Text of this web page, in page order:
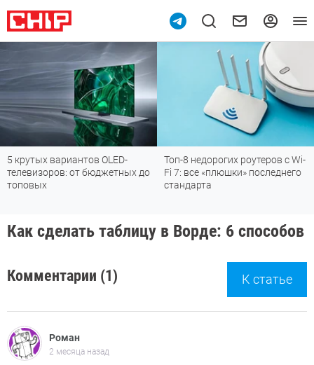
5 крутых вариантов OLED-
телевизоров: от бюджетных до
топовых
Топ-8 недорогих роутеров с Wi-
Fi 7: все «плюшки» последнего
стандарта
Как сделать таблицу в Ворде: 6 способов
Комментарии (1) К статье
Роман
2 месяца назад